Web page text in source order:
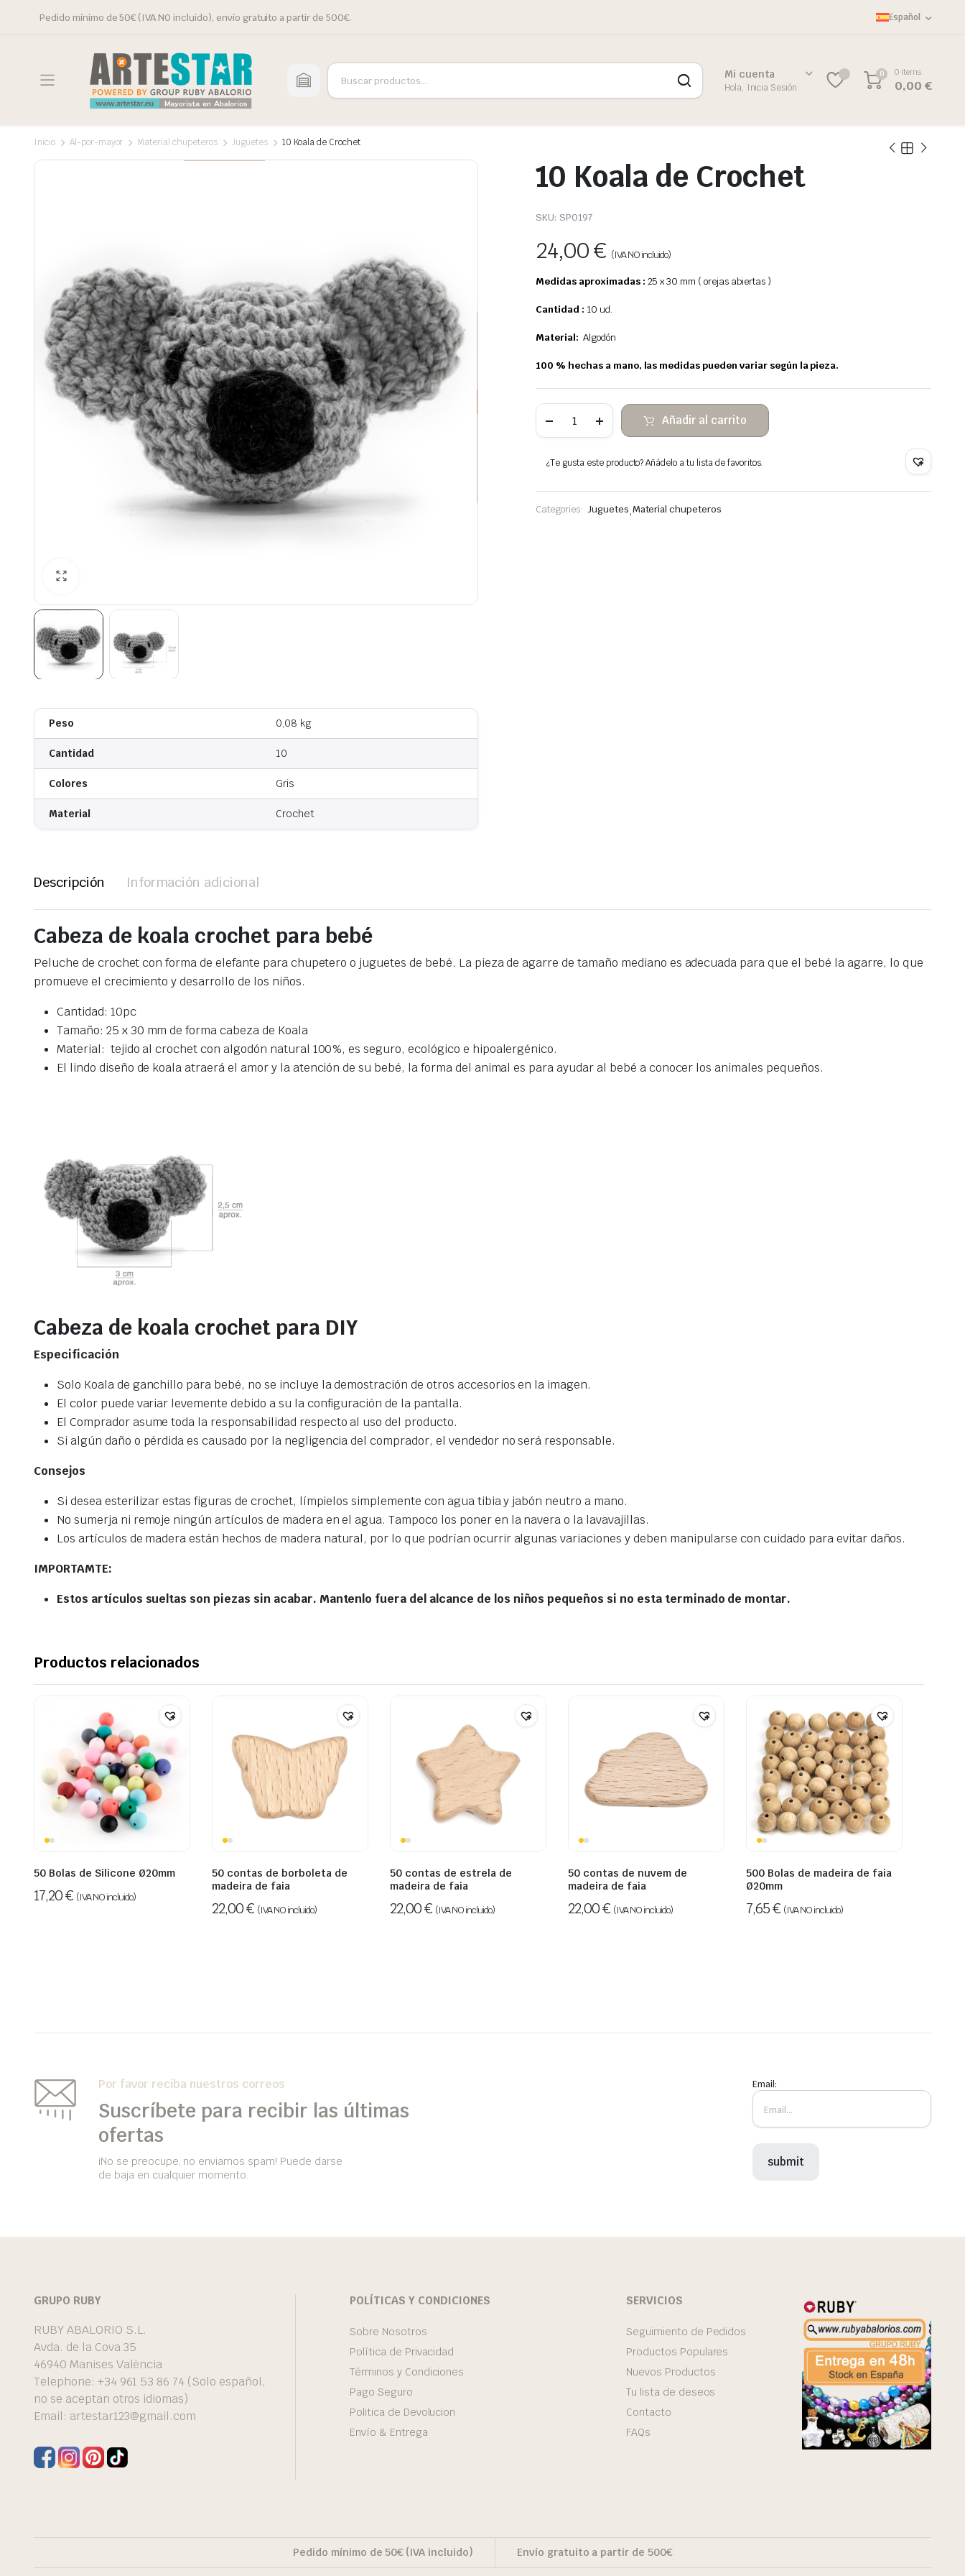
Pedido mínimo de 50€ (IVA NO incluido), envío gratuito a partir de 500€. Español
Mi cuenta
Hola, Inicia Sesión
0 0 items
0,00€
Inicio Al-por-mayor Material chupeteros Juguetes 10 Koala de Crochet
Peso 0,08 kg
Cantidad 10
Colores Gris
Material Crochet
10 Koala de Crochet
SKU: SP0197
24,00€ (IVA NO incluido)
Medidas aproximadas : 25 x 30 mm ( orejas abiertas )
Cantidad : 10 ud.
Material: Algodón
100 % hechas a mano, las medidas pueden variar según la pieza.
Koala
de
cantidad
Añadir al carrito
¿Te gusta este producto? Añádelo a tu lista de favoritos.
Categories: Juguetes,Material chupeteros
Descripción Información adicional
Cabeza de koala crochet para bebé
Peluche de crochet con forma de elefante para chupetero o juguetes de bebé. La pieza de agarre de tamaño mediano es adecuada para que el bebé la agarre, lo que
promueve el crecimiento y desarrollo de los niños.
Cantidad: 10pc
Tamaño: 25 x 30 mm de forma cabeza de Koala
Material: tejido al crochet con algodón natural 100%, es seguro, ecológico e hipoalergénico.
El lindo diseño de koala atraerá el amor y la atención de su bebé, la forma del animal es para ayudar al bebé a conocer los animales pequeños.
Cabeza de koala crochet para DIY
Especificación
Solo Koala de ganchillo para bebé, no se incluye la demostración de otros accesorios en la imagen.
El color puede variar levemente debido a su la configuración de la pantalla.
El Comprador asume toda la responsabilidad respecto al uso del producto.
Si algún daño o pérdida es causado por la negligencia del comprador, el vendedor no será responsable.
Consejos
Si desea esterilizar estas figuras de crochet, límpielos simplemente con agua tibia y jabón neutro a mano.
No sumerja ni remoje ningún artículos de madera en el agua. Tampoco los poner en la navera o la lavavajillas.
Los artículos de madera están hechos de madera natural, por lo que podrían ocurrir algunas variaciones y deben manipularse con cuidado para evitar daños.
IMPORTAMTE:
Estos artículos sueltas son piezas sin acabar. Mantenlo fuera del alcance de los niños pequeños si no esta terminado de montar.
Productos relacionados
50 Bolas de Silicone Ø20mm
17,20€ (IVA NO incluido)
50 contas de borboleta de
madeira de faia
22,00€ (IVA NO incluido)
50 contas de estrela de
madeira de faia
22,00€ (IVA NO incluido)
50 contas de nuvem de
madeira de faia
22,00€ (IVA NO incluido)
500 Bolas de madeira de faia
Ø20mm
7,65€ (IVA NO incluido)
Por favor reciba nuestros correos
Suscríbete para recibir las últimas
ofertas
iNo se preocupe, no enviamos spam! Puede darse
de baja en cualquier momento.
Email:
GRUPO RUBY
RUBY ABALORIO S.L.
Avda. de la Cova 35
46940 Manises València
Telephone: +34 961 53 86 74 (Solo español,
no se aceptan otros idiomas)
Email: artestar123@gmail.com
POLÍTICAS Y CONDICIONES
Sobre Nosotros
Política de Privacidad
Términos y Condiciones
Pago Seguro
Politica de Devolucion
Envío & Entrega
SERVICIOS
Seguimiento de Pedidos
Productos Populares
Nuevos Productos
Tu lista de deseos
Contacto
FAQs
Pedido mínimo de 50€ (IVA incluido) Envío gratuito a partir de 500€